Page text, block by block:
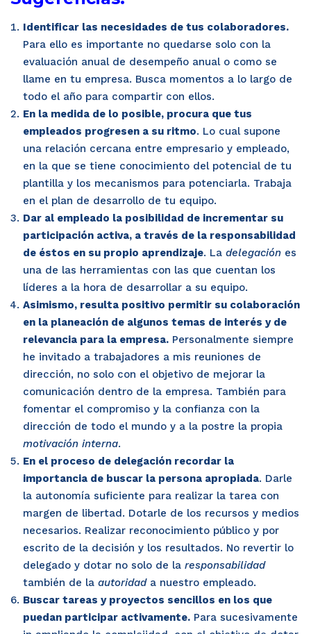
Identificar las necesidades de tus colaboradores.
Para ello es importante no quedarse solo con la
evaluación anual de desempeño anual o como se
llame en tu empresa. Busca momentos a lo largo de
todo el año para compartir con ellos.
En la medida de lo posible, procura que tus
empleados progresen a su ritmo. Lo cual supone
una relación cercana entre empresario y empleado,
en la que se tiene conocimiento del potencial de tu
plantilla y los mecanismos para potenciarla. Trabaja
en el plan de desarrollo de tu equipo.
Dar al empleado la posibilidad de incrementar su
participación activa, a través de la responsabilidad
de éstos en su propio aprendizaje. La delegación es
una de las herramientas con las que cuentan los
líderes a la hora de desarrollar a su equipo.
Asimismo, resulta positivo permitir su colaboración
en la planeación de algunos temas de interés y de
relevancia para la empresa. Personalmente siempre
he invitado a trabajadores a mis reuniones de
dirección, no solo con el objetivo de mejorar la
comunicación dentro de la empresa. También para
fomentar el compromiso y la confianza con la
dirección de todo el mundo y a la postre la propia
motivación interna.
En el proceso de delegación recordar la
importancia de buscar la persona apropiada. Darle
la autonomía suficiente para realizar la tarea con
margen de libertad. Dotarle de los recursos y medios
necesarios. Realizar reconocimiento público y por
escrito de la decisión y los resultados. No revertir lo
delegado y dotar no solo de la responsabilidad
también de la autoridada nuestro empleado.
Buscar tareas y proyectos sencillos en los que
puedan participar activamente. Para sucesivamente